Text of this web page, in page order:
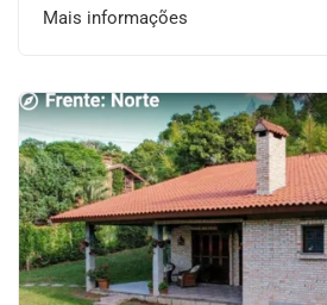
Mais informações